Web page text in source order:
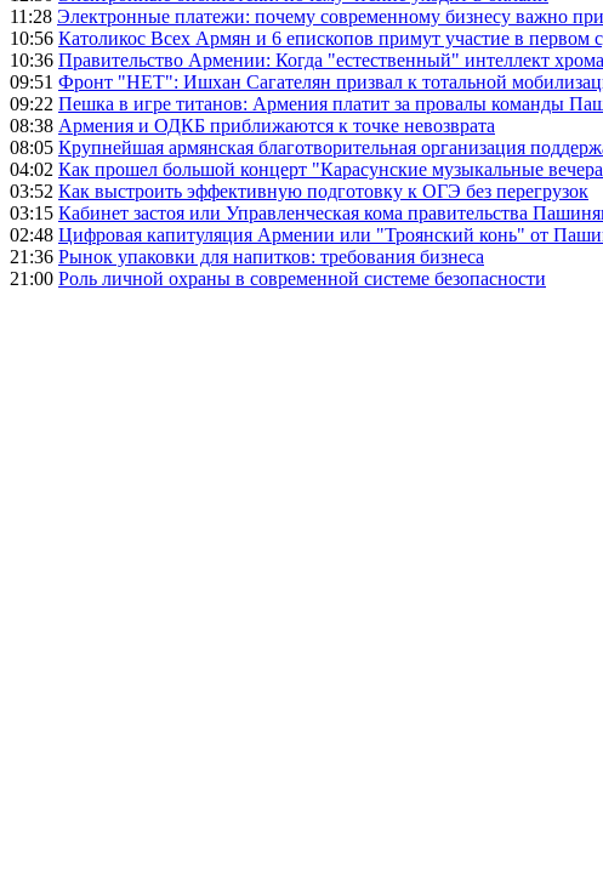
11:28 Электронные платежи: почему современному бизнесу важно
10:56 Католикос Всех Армян и 6 епископов примут участие в первом
10:36 Правительство Армении: Когда "естественный" интеллект
09:51 Фронт "НЕТ": Ишхан Сагателян призвал к тотальной
09:22 Пешка в игре титанов: Армения платит за провалы команды
08:38 Армения и ОДКБ приближаются к точке невозврата
08:05 Крупнейшая армянская благотворительная организация
04:02 Как прошел большой концерт "Карасунские музыкальные
03:52 Как выстроить эффективную подготовку к ОГЭ без перегрузок
03:15 Кабинет застоя или Управленческая кома правительства
02:48 Цифровая капитуляция Армении или "Троянский конь" от
21:36 Рынок упаковки для напитков: требования бизнеса
21:00 Роль личной охраны в современной системе безопасности